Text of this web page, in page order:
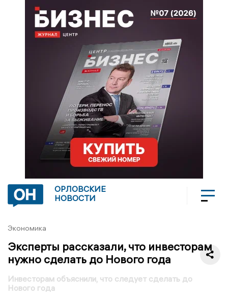
ОРЛОВСКИЕ
НОВОСТИ
Экономика
Эксперты рассказали, что инвесторам
нужно сделать до Нового года
Инвесторам объяснили, что следует сделать до
Нового года